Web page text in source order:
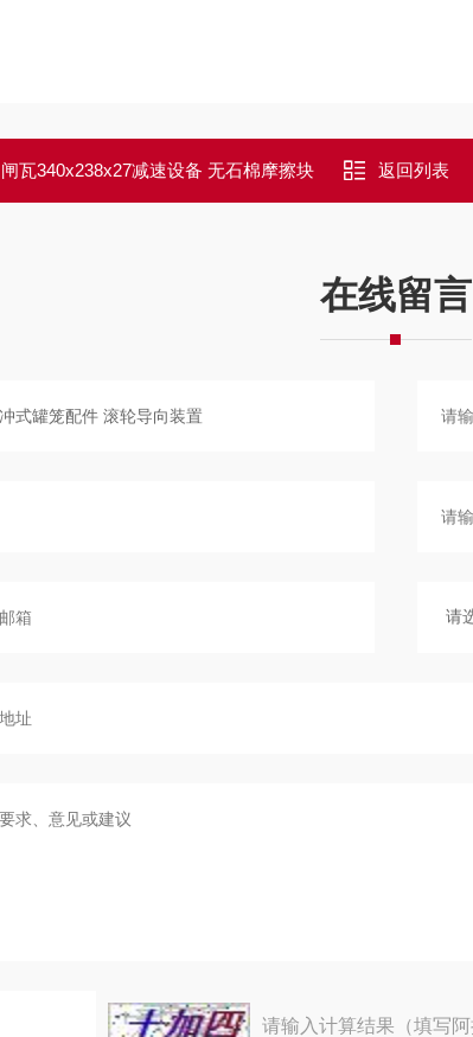
闸瓦340x238x27减速设备 无石棉摩擦块 返回列表
在线留言
请输入计算结果（填写